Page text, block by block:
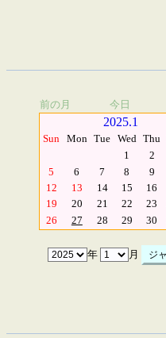
前の月 今日
2025.1
Sun Mon Tue Wed Thu
1
2
5
6 7 8 9
12
13 14 15 16
19
20 21 22 23
26
27 28 29 30
年 月